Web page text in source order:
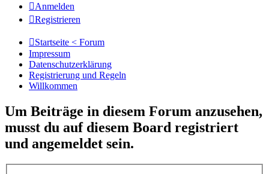
Anmelden
Registrieren
Startseite < Forum
Impressum
Datenschutzerklärung
Registrierung und Regeln
Willkommen
Um Beiträge in diesem Forum anzusehen,
musst du auf diesem Board registriert
und angemeldet sein.